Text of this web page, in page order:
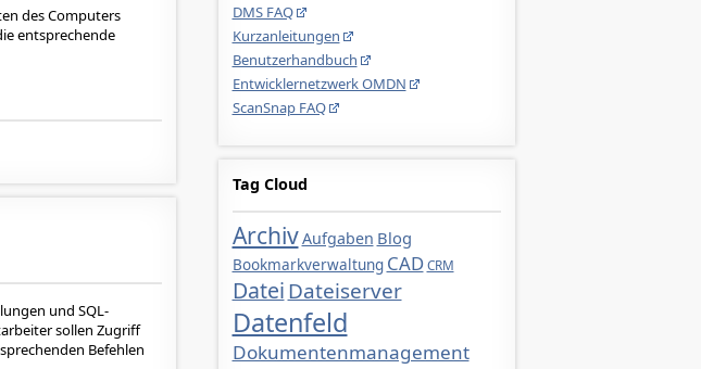
DMS FAQ
Kurzanleitungen
Benutzerhandbuch
Entwicklernetzwerk OMDN
ScanSnap FAQ
Tag Cloud
ArchivAufgaben Blog
Bookmarkverwaltung CAD CRM
DateiDateiserver
Datenfeld
Dokumentenmanagement
des Computers
entsprechende
und SQL-
sollen Zugriff
Befehlen